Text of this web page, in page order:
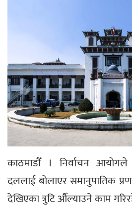
काठमाडौँ । निर्वाचन आयोगले
दललाई बोलाएर समानुपातिक
देखिएका त्रुटि औँल्याउने काम